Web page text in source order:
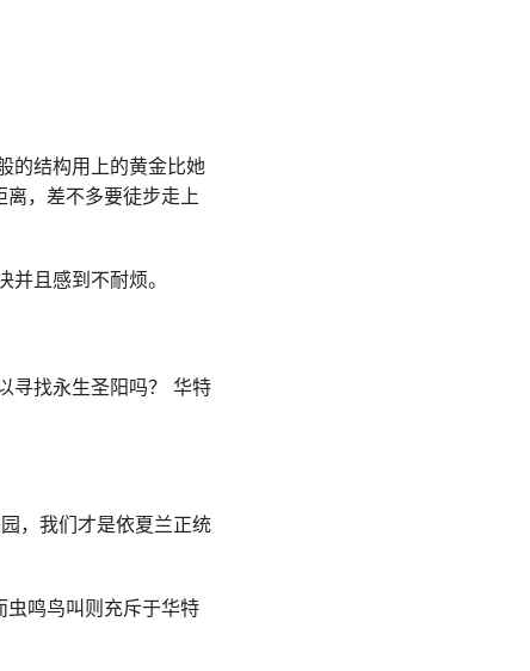
的结构用上的黄金比她
，差不多要徒步走上
且感到不耐烦。
寻找永生圣阳吗？ 华特
，我们才是依夏兰正统
鸣鸟叫则充斥于华特